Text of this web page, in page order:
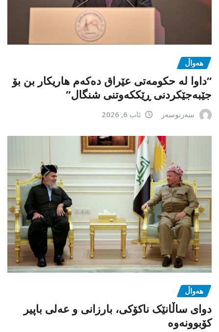
هەواڵ
“داوا لە حكومەتی عێراق دەكەم هاریكار بن بۆ
جێبەجێكردنی ڕێككەوتنی شنگال”
سەرنوسەر ئاب 6, 2026
هەواڵ
دوای ساڵانێک ناکۆکی، بارزانی و عەلی باپیر
کۆبوونەوە